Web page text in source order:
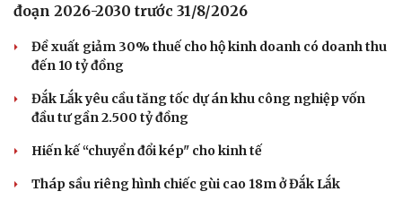
đoạn 2026-2030 trước 31/8/2026
Đề xuất giảm 30% thuế cho hộ kinh doanh có doanh thu
đến 10 tỷ đồng
Đắk Lắk yêu cầu tăng tốc dự án khu công nghiệp vốn
đầu tư gần 2.500 tỷ đồng
Hiến kế “chuyển đổi kép" cho kinh tế
Tháp sầu riêng hình chiếc gùi cao 18m ở Đắk Lắk